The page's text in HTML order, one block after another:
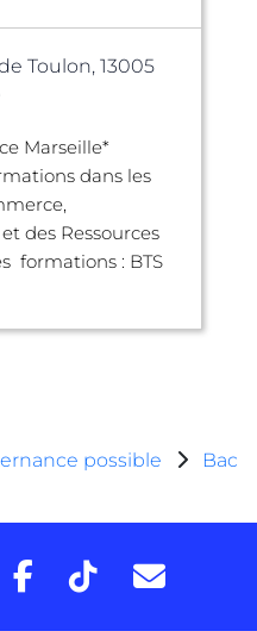
Toulon, 13005
Marseille*
dans les
des Ressources
formations : BTS
possible
Bac